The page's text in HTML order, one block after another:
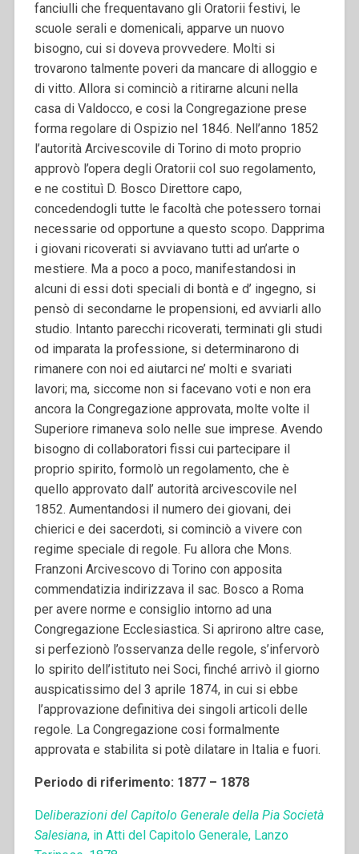
fanciulli che frequentavano gli Oratorii festivi, le
scuole serali e domenicali, apparve un nuovo
bisogno, cui si doveva provvedere. Molti si
trovarono talmente poveri da mancare di alloggio e
di vitto. Allora si cominciò a ritirarne alcuni nella
casa di Valdocco, e cosi la Congregazione prese
forma regolare di Ospizio nel 1846. Nell’anno 1852
l’autorità Arcivescovile di Torino di moto proprio
approvò l’opera degli Oratorii col suo regolamento,
e ne costituì D. Bosco Direttore capo,
concedendogli tutte le facoltà che potessero tornai
necessarie od opportune a questo scopo. Dapprima
i giovani ricoverati si avviavano tutti ad un’arte o
mestiere. Ma a poco a poco, manifestandosi in
alcuni di essi doti speciali di bontà e d’ ingegno, si
pensò di secondarne le propensioni, ed avviarli allo
studio. Intanto parecchi ricoverati, terminati gli studi
od imparata la professione, si determinarono di
rimanere con noi ed aiutarci ne’ molti e svariati
lavori; ma, siccome non si facevano voti e non era
ancora la Congregazione approvata, molte volte il
Superiore rimaneva solo nelle sue imprese. Avendo
bisogno di collaboratori fissi cui partecipare il
proprio spirito, formolò un regolamento, che è
quello approvato dall’ autorità arcivescovile nel
1852. Aumentandosi il numero dei giovani, dei
chierici e dei sacerdoti, si cominciò a vivere con
regime speciale di regole. Fu allora che Mons.
Franzoni Arcivescovo di Torino con apposita
commendatizia indirizzava il sac. Bosco a Roma
per avere norme e consiglio intorno ad una
Congregazione Ecclesiastica. Si aprirono altre case,
si perfezionò l’osservanza delle regole, s’infervorò
lo spirito dell’istituto nei Soci, finché arrivò il giorno
auspicatissimo del 3 aprile 1874, in cui si ebbe
l’approvazione definitiva dei singoli articoli delle
regole. La Congregazione cosi formalmente
approvata e stabilita si potè dilatare in Italia e fuori.
Periodo di riferimento: 1877 – 1878
Deliberazioni del Capitolo Generale della Pia Società
Salesiana, in Atti del Capitolo Generale, Lanzo